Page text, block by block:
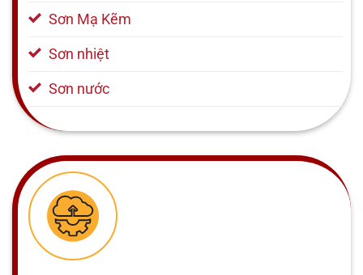
Sơn Mạ Kẽm
Sơn nhiệt
Sơn nước